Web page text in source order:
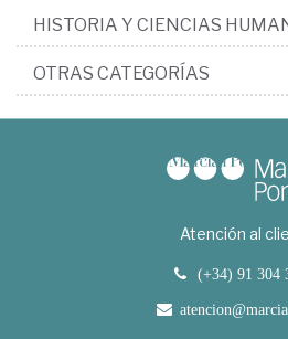
HISTORIA Y CIENCIAS
OTRAS CATEGORÍAS
Atención al
(+34) 91 304